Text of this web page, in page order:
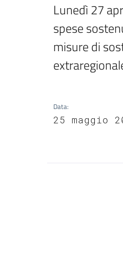
Lunedì 27
spese
misure di
Data:
25 maggio